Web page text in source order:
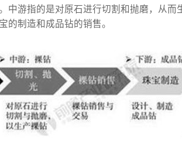
中游指的是对原石进行切割和抛磨，从而
的制造和成品钻的销售。